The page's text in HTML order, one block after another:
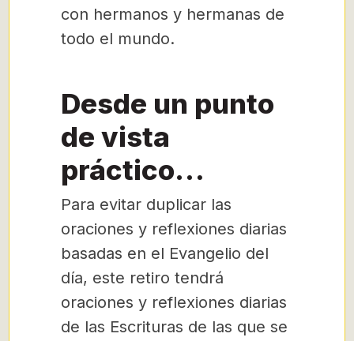
con hermanos y hermanas de
todo el mundo.
Desde un punto
de vista
práctico…
Para evitar duplicar las
oraciones y reflexiones diarias
basadas en el Evangelio del
día, este retiro tendrá
oraciones y reflexiones diarias
de las Escrituras de las que se